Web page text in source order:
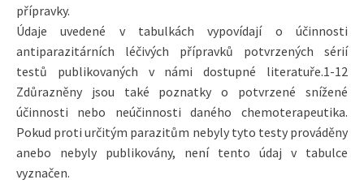
přípravky.
Údaje uvedené v tabulkách vypovídají o účinnosti
antiparazitárních léčivých přípravků potvrzených sérií
testů publikovaných v námi dostupné literatuře.1-12
Zdůrazněny jsou také poznatky o potvrzené snížené
účinnosti nebo neúčinnosti daného chemoterapeutika.
Pokud proti určitým parazitům nebyly tyto testy prováděny
anebo nebyly publikovány, není tento údaj v tabulce
vyznačen.